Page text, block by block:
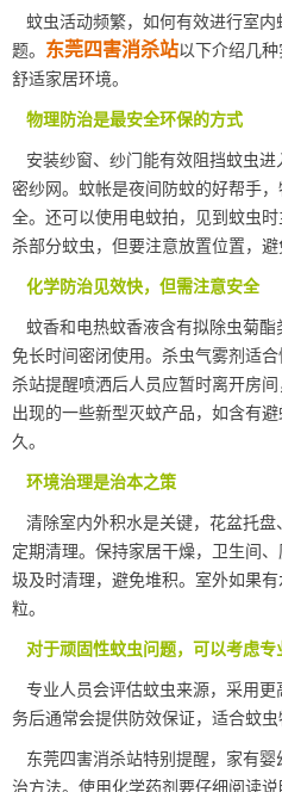
蚊虫活动频繁，如何有效进行室内
题。 东莞四害消杀站以下介绍几
舒适家居环境。
物理防治是最安全环保的方式
安装纱窗、纱门能有效阻挡蚊虫进
密纱网。蚊帐是夜间防蚊的好帮手
全。还可以使用电蚊拍，见到蚊虫
杀部分蚊虫，但要注意放置位置，避
化学防治见效快，但需注意安全
蚊香和电热蚊香液含有拟除虫菊酯
免长时间密闭使用。杀虫气雾剂适
杀站提醒喷洒后人员应暂时离开房
出现的一些新型灭蚊产品，如含有
久。
环境治理是治本之策
清除室内外积水是关键，花盆托
定期清理。保持家居干燥，卫生间
圾及时清理，避免堆积。室外如果
粒。
对于顽固性蚊虫问题，可以考虑专
专业人员会评估蚊虫来源，采用更
务后通常会提供防效保证，适合蚊虫
东莞四害消杀站特别提醒，家有
治方法。使用化学药剂要仔细阅读